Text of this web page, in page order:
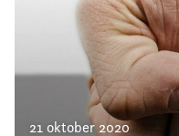
21 oktober 2020